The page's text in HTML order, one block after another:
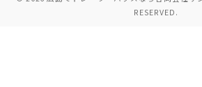
RESERVED.